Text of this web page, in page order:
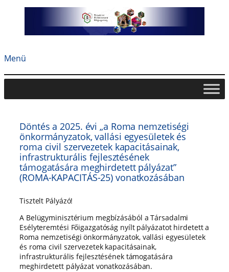
Menü
Döntés a 2025. évi „a Roma nemzetiségi
önkormányzatok, vallási egyesületek és
roma civil szervezetek kapacitásainak,
infrastrukturális fejlesztésének
támogatására meghirdetett pályázat”
(ROMA-KAPACITÁS-25) vonatkozásában
Tisztelt Pályázó!
A Belügyminisztérium megbízásából a Társadalmi
Esélyteremtési Főigazgatóság nyílt pályázatot hirdetett a
Roma nemzetiségi önkormányzatok, vallási egyesületek
és roma civil szervezetek kapacitásainak,
infrastrukturális fejlesztésének támogatására
meghirdetett pályázat vonatkozásában.